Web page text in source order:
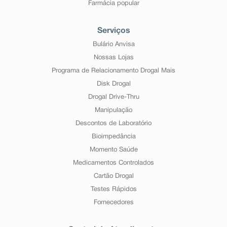
Farmácia popular
Serviços
Bulário Anvisa
Nossas Lojas
Programa de Relacionamento Drogal Mais
Disk Drogal
Drogal Drive-Thru
Manipulação
Descontos de Laboratório
Bioimpedância
Momento Saúde
Medicamentos Controlados
Cartão Drogal
Testes Rápidos
Fornecedores